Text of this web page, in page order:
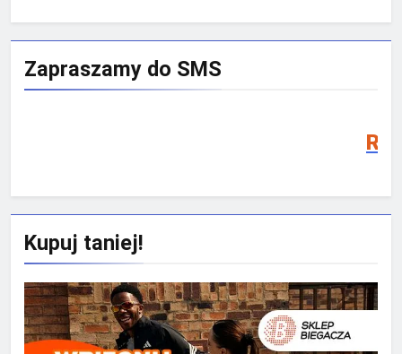
Zapraszamy do SMS
Rekrutacja SMS
Kupuj taniej!